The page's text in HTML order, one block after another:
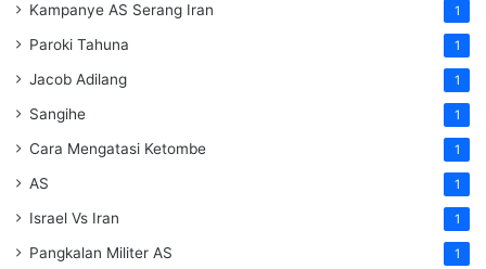
Kampanye AS Serang Iran 1
Paroki Tahuna 1
Jacob Adilang 1
Sangihe 1
Cara Mengatasi Ketombe 1
AS 1
Israel Vs Iran 1
Pangkalan Militer AS 1